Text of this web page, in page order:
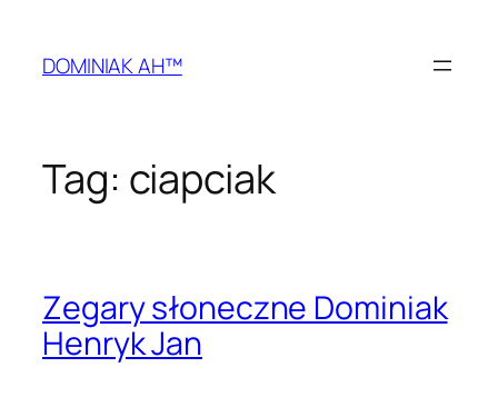
treściDOMINIAK AH™
Tag: ciapciak
Zegary słoneczne Dominiak
Henryk Jan